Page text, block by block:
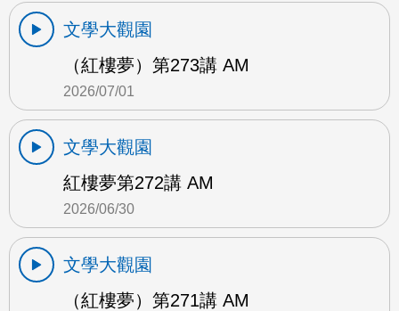
文學大觀園
（紅樓夢）第273講 AM
2026/07/01
文學大觀園
紅樓夢第272講 AM
2026/06/30
文學大觀園
（紅樓夢）第271講 AM